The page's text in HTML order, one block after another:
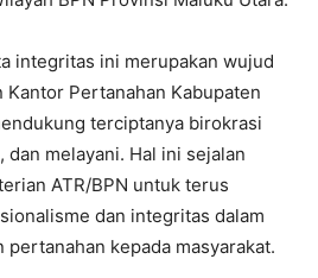
integritas ini merupakan wujud
Kantor Pertanahan Kabupaten
terciptanya birokrasi
melayani. Hal ini sejalan
ATR/BPN untuk terus
dan integritas dalam
pertanahan kepada masyarakat.